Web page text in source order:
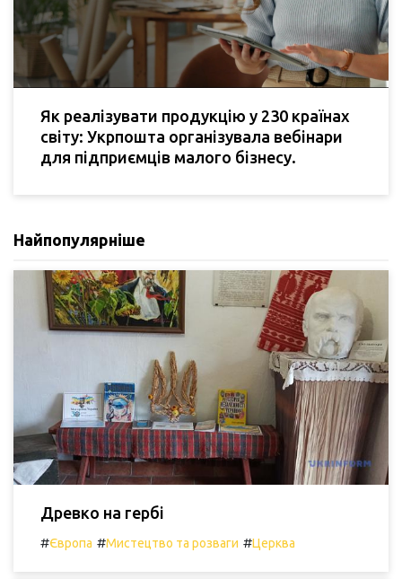
Як реалізувати продукцію у 230 країнах
світу: Укрпошта організувала вебінари
для підприємців малого бізнесу.
Найпопулярніше
Древко на гербі
#Європа #Мистецтво та розваги #Церква